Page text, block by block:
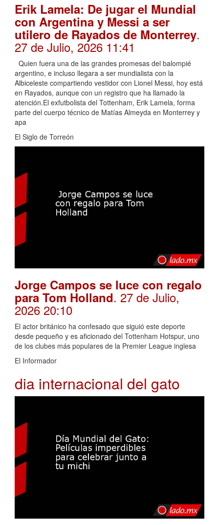
Erik Lamela: De jugar el Mundial
con Argentina y Messi a ser
utilero de Rayados de Monterrey.
27 de Julio, 2026 11:41
Quien fuera una de las grandes promesas del balompié
argentino, e incluso llegara a ser mundialista con la
Albiceleste compartiendo vestidor con Lionel Messi, hoy está
en Rayados, aunque con un registro que ha llamado la
atención.El exfutbolista del Tottenham, Erik Lamela, forma
parte del cuerpo técnico de Matías Almeyda en Monterrey y
apa
El Siglo de Torreón
Jorge Campos se luce con regalo
para Tom Holland. 27 de Julio,
2026 20:10
El actor británico ha confesado que siguió este deporte
desde pequeño y es aficionado del Tottenham Hotspur, uno
de los clubes más populares de la Premier League inglesa
El Informador
dia internacional del gato